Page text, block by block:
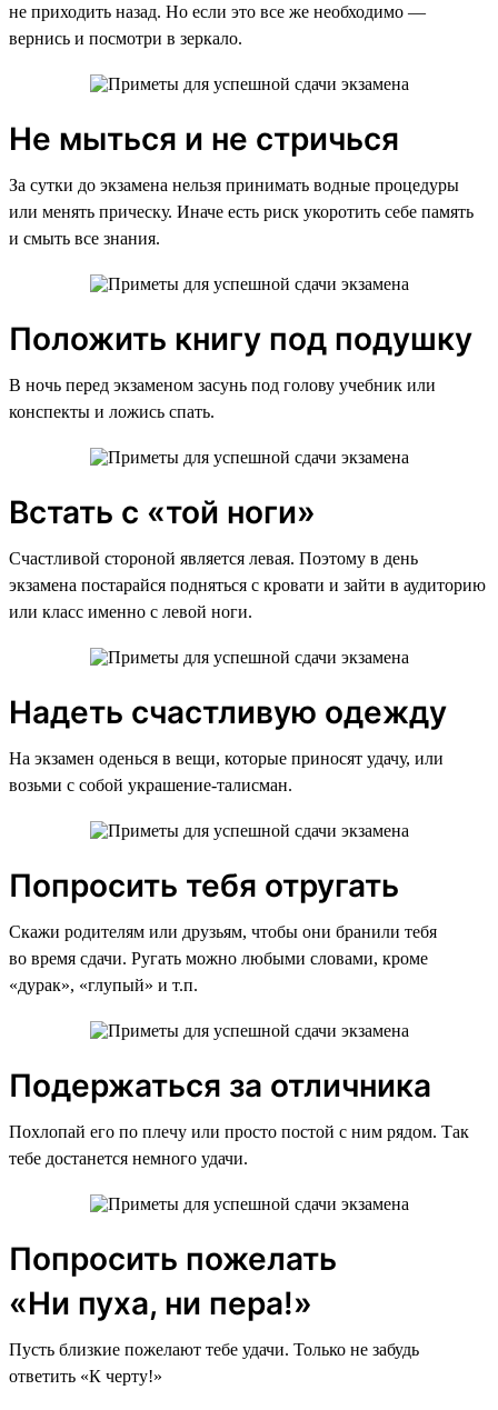
не приходить назад. Но если это все же необходимо —
вернись и посмотри в зеркало.
Не мыться и не стричься
За сутки до экзамена нельзя принимать водные процедуры
или менять прическу. Иначе есть риск укоротить себе память
и смыть все знания.
Положить книгу под подушку
В ночь перед экзаменом засунь под голову учебник или
конспекты и ложись спать.
Встать с «той ноги»
Счастливой стороной является левая. Поэтому в день
экзамена постарайся подняться с кровати и зайти в аудиторию
или класс именно с левой ноги.
Надеть счастливую одежду
На экзамен оденься в вещи, которые приносят удачу, или
возьми с собой украшение-талисман.
Попросить тебя отругать
Скажи родителям или друзьям, чтобы они бранили тебя
во время сдачи. Ругать можно любыми словами, кроме
«дурак», «глупый» и т.п.
Подержаться за отличника
Похлопай его по плечу или просто постой с ним рядом. Так
тебе достанется немного удачи.
Попросить пожелать
«Ни пуха, ни пера!»
Пусть близкие пожелают тебе удачи. Только не забудь
ответить «К черту!»